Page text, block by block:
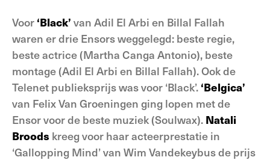
Voor ‘Black’ van Adil El Arbi en Billal Fallah
waren er drie Ensors weggelegd: beste regie,
beste actrice (Martha Canga Antonio), beste
montage (Adil El Arbi en Billal Fallah). Ook de
Telenet publieksprijs was voor ‘Black’. ‘Belgica’
van Felix Van Groeningen ging lopen met de
Ensor voor de beste muziek (Soulwax). Natali
Broods kreeg voor haar acteerprestatie in
‘Gallopping Mind’ van Wim Vandekeybus de prijs